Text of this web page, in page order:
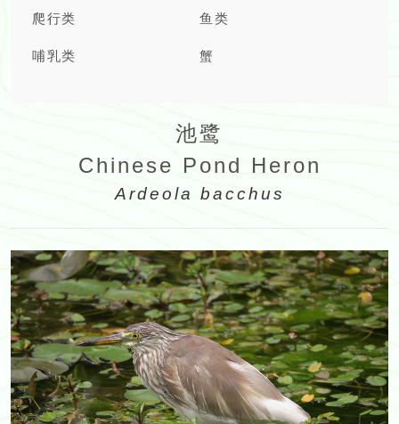
爬行类 鱼类
哺乳类 蟹
池鹭
Chinese Pond Heron
Ardeola bacchus